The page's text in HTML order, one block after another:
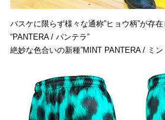
バスケに限らず様々な通称”ヒョウ柄”が存
“PANTERA / パンテラ”
絶妙な色合いの新種”MINT PANTERA / ミン